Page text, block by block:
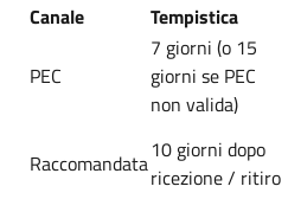
Canale
Tempistica
PEC
7 giorni (o 15
giorni se PEC
non valida)
Raccomandata10 giorni dopo
ricezione / ritiro